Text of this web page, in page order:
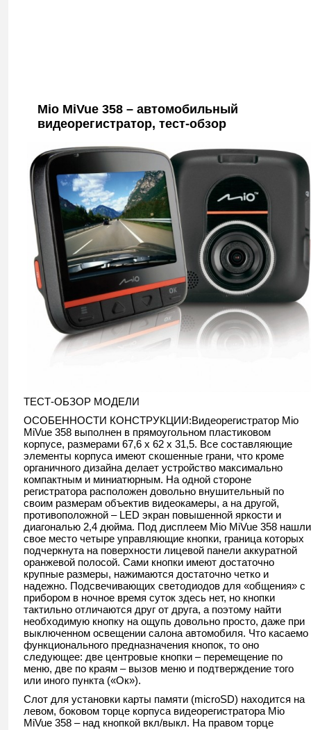
Mio MiVue 358 – автомобильный
видеорегистратор, тест-обзор
ТЕСТ-ОБЗОР МОДЕЛИ
ОСОБЕННОСТИ КОНСТРУКЦИИ:Видеорегистратор Mio
MiVue 358 выполнен в прямоугольном пластиковом
корпусе, размерами 67,6 х 62 х 31,5. Все составляющие
элементы корпуса имеют скошенные грани, что кроме
органичного дизайна делает устройство максимально
компактным и миниатюрным. На одной стороне
регистратора расположен довольно внушительный по
своим размерам объектив видеокамеры, а на другой,
противоположной – LED экран повышенной яркости и
диагональю 2,4 дюйма. Под дисплеем Mio MiVue 358 нашли
свое место четыре управляющие кнопки, граница которых
подчеркнута на поверхности лицевой панели аккуратной
оранжевой полосой. Сами кнопки имеют достаточно
крупные размеры, нажимаются достаточно четко и
надежно. Подсвечивающих светодиодов для «общения» с
прибором в ночное время суток здесь нет, но кнопки
тактильно отличаются друг от друга, а поэтому найти
необходимую кнопку на ощупь довольно просто, даже при
выключенном освещении салона автомобиля. Что касаемо
функционального предназначения кнопок, то оно
следующее: две центровые кнопки – перемещение по
меню, две по краям – вызов меню и подтверждение того
или иного пункта («Ок»).
Слот для установки карты памяти (microSD) находится на
левом, боковом торце корпуса видеорегистратора Mio
MiVue 358 – над кнопкой вкл/выкл. На правом торце